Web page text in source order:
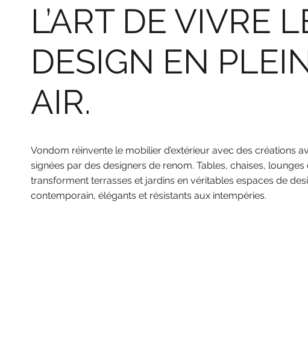
L’ART DE VIVRE
DESIGN EN
AIR.
Vondom réinvente le mobilier d’extérieur avec des créations
signées par des designers de renom. Tables, chaises, lounges
transforment terrasses et jardins en véritables espaces de
contemporain, élégants et résistants aux intempéries.